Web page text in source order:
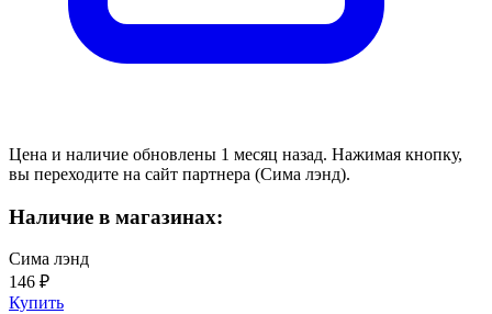
Цена и наличие обновлены 1 месяц назад. Нажимая кнопку,
вы переходите на сайт партнера (Сима лэнд).
Наличие в магазинах:
Сима лэнд
146 ₽
Купить